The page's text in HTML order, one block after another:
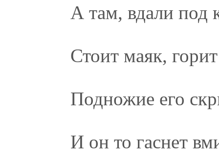
А там, вдали под
Стоит маяк,
Подножие его
И он то гаснет